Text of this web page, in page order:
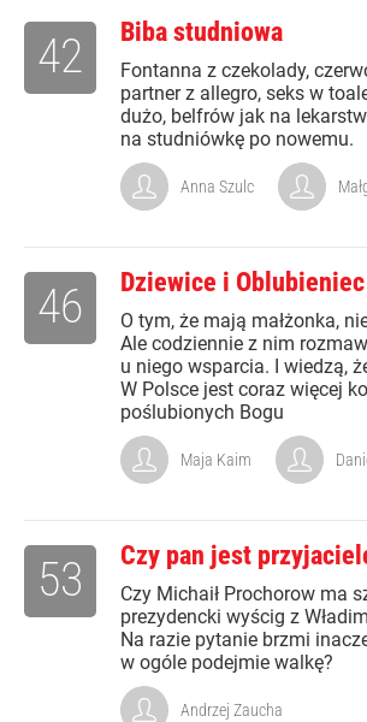
Biba studniowa
Fontanna z czekolady,
partner z allegro, seks w
dużo, belfrów jak na
na studniówkę po nowemu.
42
Anna Szulc
Dziewice i Oblubieniec
O tym, że mają małżonka,
Ale codziennie z nim
u niego wsparcia. I wiedzą,
W Polsce jest coraz więcej
poślubionych Bogu
46
Maja Kaim
Czy pan jest
Czy Michaił Prochorow ma
prezydencki wyścig z
Na razie pytanie brzmi
w ogóle podejmie walkę?
53
Andrzej Zaucha